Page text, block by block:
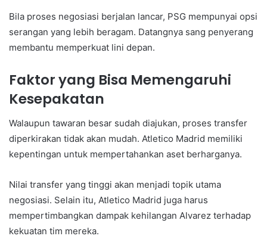
Bila proses negosiasi berjalan lancar, PSG mempunyai opsi
serangan yang lebih beragam. Datangnya sang penyerang
membantu memperkuat lini depan.
Faktor yang Bisa Memengaruhi
Kesepakatan
Walaupun tawaran besar sudah diajukan, proses transfer
diperkirakan tidak akan mudah. Atletico Madrid memiliki
kepentingan untuk mempertahankan aset berharganya.
Nilai transfer yang tinggi akan menjadi topik utama
negosiasi. Selain itu, Atletico Madrid juga harus
mempertimbangkan dampak kehilangan Alvarez terhadap
kekuatan tim mereka.